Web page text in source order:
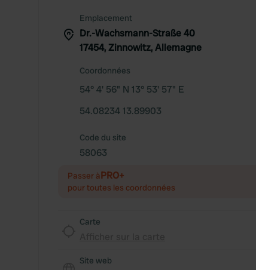
Emplacement
Dr.-Wachsmann-Straße 40
17454, Zinnowitz, Allemagne
Coordonnées
54° 4' 56" N 13° 53' 57" E
54.08234 13.89903
Code du site
58063
Passer àPRO+
pour toutes les coordonnées
Carte
Site web